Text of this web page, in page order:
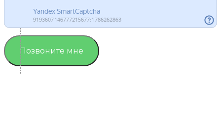
Позвоните мне